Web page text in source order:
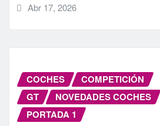
Abr 17, 2026
COCHES
COMPETICIÓN
GT
NOVEDADES COCHES
PORTADA 1